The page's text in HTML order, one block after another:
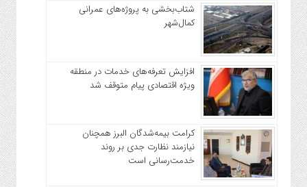
شتاب‌بخشی به پروژه‌های عمرانی
کمال‌شهر
افزایش تعرفه‌های خدمات در منطقه
ویژه اقتصادی پیام متوقف شد
کرامت بیمه‌شدگان البرز همچنان
نیازمند نظارت جدی بر روند
خدمت‌رسانی است